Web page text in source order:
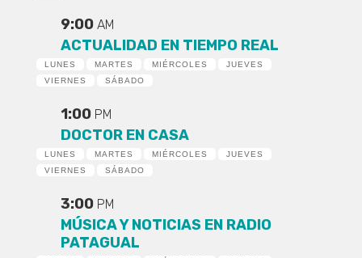
9:00 AM
ACTUALIDAD EN TIEMPO REAL
LUNES MARTES MIÉRCOLES
JUEVES
VIERNES
SÁBADO
1:00 PM
DOCTOR EN CASA
LUNES MARTES MIÉRCOLES
JUEVES
VIERNES
SÁBADO
3:00 PM
MÚSICA Y NOTICIAS EN RADIO
PATAGUAL